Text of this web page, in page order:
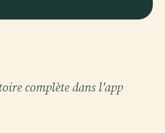
complète dans l'app